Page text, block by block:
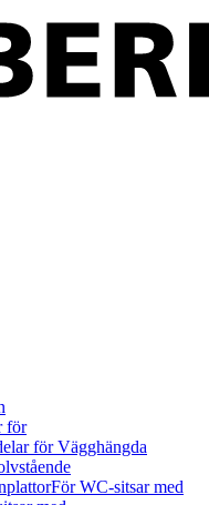
för
för Vägghängda
För WC-sitsar med